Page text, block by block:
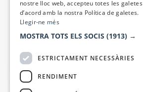
Valora espectacles
Canal oficial de venda
nostre lloc web, accepteu totes les galetes
d’acord amb la nostra Política de galetes.
Llegir-ne més
MOSTRA TOTS ELS SOCIS (1913) →
ESTRICTAMENT NECESSÀRIES
RENDIMENT